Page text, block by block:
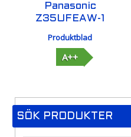
Panasonic
Z35UFEAW-1
Produktblad
A++
SÖK PRODUKTER